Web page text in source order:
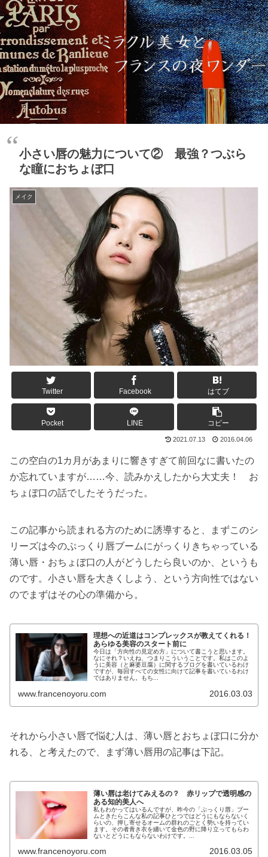
小さい唇の魅力について② 最強？つぶら
な瞳におちょぼ口
メイク
Twitter Facebook はてブ
Pocket LINE コピー
2021.07.13 2016.04.06
この空白の1カ月があまりに響きすぎて前回なに書いたの
か忘れていますが……今、読みかえしたから大丈夫！ お
ちょぼ口の話でしたそうだった。
この記事から読まれる方のために誘導すると、まずこのシ
リーズは今のぷっくり唇ブームにがっくりきちゃっている
薄い唇・おちょぼ口の人がどうしたら良いのか、というも
のです。小さい唇を大きくしよう、という方向性ではない
のでまずはその心の準備から。
理想への近道はコンプレックスが教えてくれる！
あらゆる美容のスタート前に
今日は「方向性の見定め方」について書こうと思います。
なにそれ？いえね、つまりこういうことです。私はこのよ
うに美容（と麻婆豆腐）に関するブログを書いているわけ
ですが、毎回すべての女性に向けて記事を書いているわけ
ではありません。もち...
www.francenoyoru.com 2016.03.03
それから小さい唇で悩む人は、薄い唇とおちょぼ口に分か
れる、と考えたので、まず薄い唇用の記事は下記。
薄い唇は老けてみえるの？ 赤リップで透明感の
ある知的美人へ
私もわかってはいるんですが、昨今の「ぷっくり唇」ブー
ムときたらこんな私の記事ひとつではどうにもならないく
らいの、押し寄せるオームの群れのごとく勢いを持ってい
ます。その者青き衣を纏いて金色の野に降り立ってもらわ
ないとどうにもならないわけです。...
www.francenoyoru.com 2016.03.05